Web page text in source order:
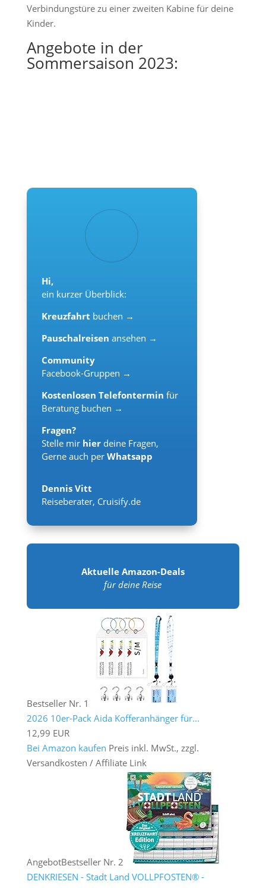
Verbindungstüre zu einer zweiten Kabine für deine
Kinder.
Angebote in der
Sommersaison 2023:
Hi,
ein kurzer Überblick:
Kreuzfahrt buchen →
Pauschalreisen ansehen →
Community
Facebook-Gruppen →
Kostenlosen Telefontermin für
Beratung buchen →
Fragen?
Stelle mir hier deine Fragen,
Gerne auch per Whatsapp
Dennis Vitt
Reiseberater, Cruisify.de
Aktuelle Amazon-Deals
für deine Reise
Bestseller Nr. 1
2026 10er-Pack Aida Kofferanhänger für...
12,99 EUR
Bei Amazon kaufen Preis inkl. MwSt., zzgl.
Versandkosten / Affiliate Link
AngebotBestseller Nr. 2
DENKRIESEN - Stadt Land VOLLPFOSTEN® -